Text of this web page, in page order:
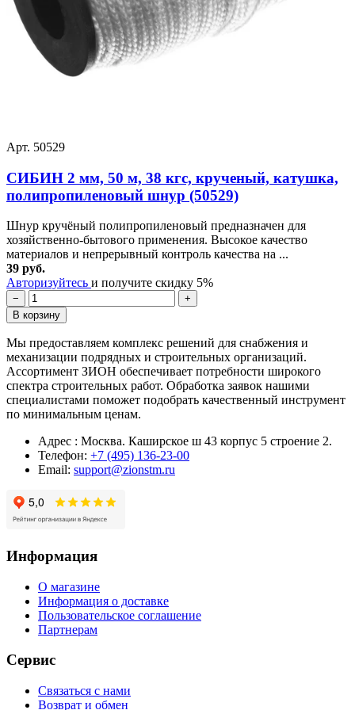
Арт. 50529
СИБИН 2 мм, 50 м, 38 кгс, крученый, катушка,
полипропиленовый шнур (50529)
Шнур кручёный полипропиленовый предназначен для
хозяйственно-бытового применения. Высокое качество
материалов и непрерывный контроль качества на ...
39 руб.
Авторизуйтесь и получите скидку 5%
−
+
В корзину
Мы предоставляем комплекс решений для снабжения и
механизации подрядных и строительных организаций.
Ассортимент ЗИОН обеспечивает потребности широкого
спектра строительных работ. Обработка заявок нашими
специалистами поможет подобрать качественный инструмент
по минимальным ценам.
Адрес : Москва. Каширское ш 43 корпус 5 строение 2.
Телефон: +7 (495) 136-23-00
Email: support@zionstm.ru
Информация
О магазине
Информация о доставке
Пользовательское соглашение
Партнерам
Сервис
Связаться с нами
Возврат и обмен